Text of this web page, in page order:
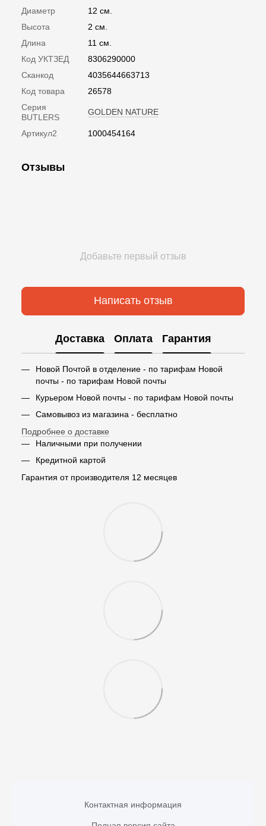
Диаметр
12 см.
Высота
2 см.
Длина
11 см.
Код УКТЗЕД
8306290000
Сканкод
4035644663713
Код товара
26578
Серия
BUTLERS
GOLDEN NATURE
Артикул2 1000454164
Отзывы
Добавьте первый отзыв
Написать отзыв
Доставка Оплата Гарантия
Новой Почтой в отделение - по тарифам Новой
почты - по тарифам Новой почты
Курьером Новой почты - по тарифам Новой почты
Самовывоз из магазина - бесплатно
Подробнее о доставке
Наличными при получении
Кредитной картой
Гарантия от производителя 12 месяцев
Контактная информация